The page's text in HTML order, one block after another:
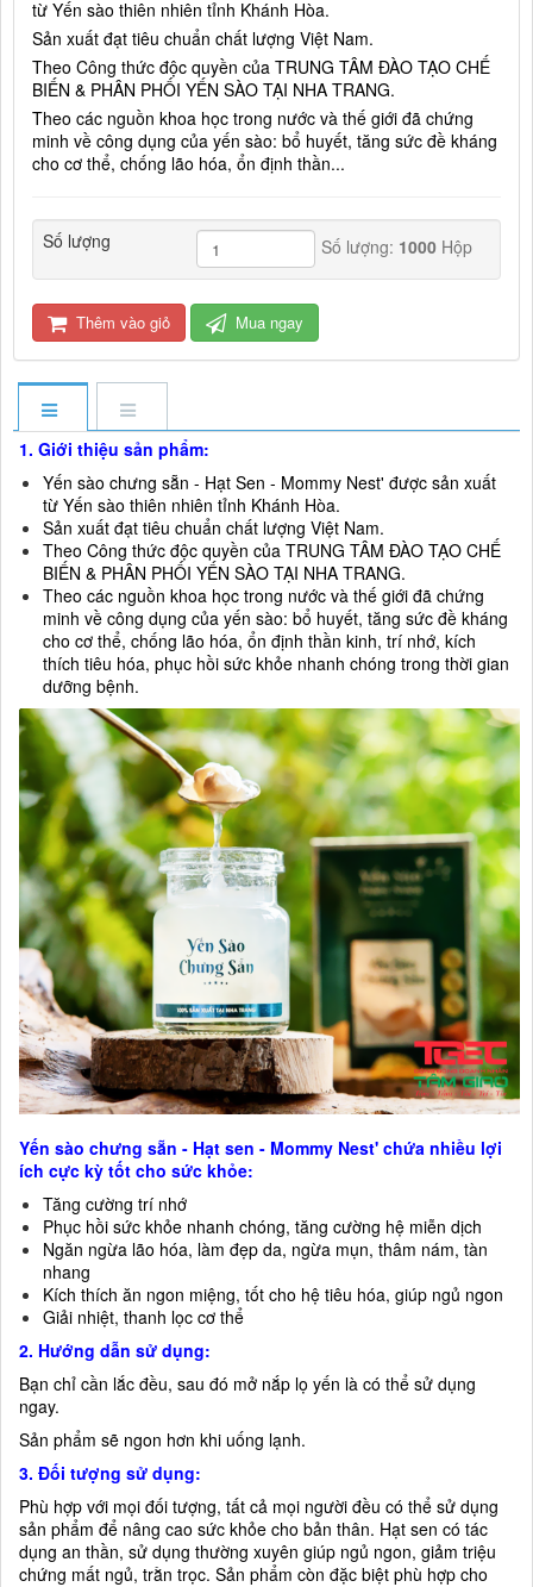
từ Yến sào thiên nhiên tỉnh Khánh Hòa.
Sản xuất đạt tiêu chuẩn chất lượng Việt Nam.
Theo Công thức độc quyền của TRUNG TÂM ĐÀO TẠO CHẾ
BIẾN & PHÂN PHỐI YẾN SÀO TẠI NHA TRANG.
Theo các nguồn khoa học trong nước và thế giới đã chứng
minh về công dụng của yến sào: bổ huyết, tăng sức đề kháng
cho cơ thể, chống lão hóa, ổn định thần...
Số lượng Số lượng: 1000Hộp
Thêm vào giỏ Mua ngay
1. Giới thiệu sản phẩm:
Yến sào chưng sẵn - Hạt Sen - Mommy Nest' được sản xuất
từ Yến sào thiên nhiên tỉnh Khánh Hòa.
Sản xuất đạt tiêu chuẩn chất lượng Việt Nam.
Theo Công thức độc quyền của TRUNG TÂM ĐÀO TẠO CHẾ
BIẾN & PHÂN PHỐI YẾN SÀO TẠI NHA TRANG.
Theo các nguồn khoa học trong nước và thế giới đã chứng
minh về công dụng của yến sào: bổ huyết, tăng sức đề kháng
cho cơ thể, chống lão hóa, ổn định thần kinh, trí nhớ, kích
thích tiêu hóa, phục hồi sức khỏe nhanh chóng trong thời gian
dưỡng bệnh.
Yến sào chưng sẵn - Hạt sen - Mommy Nest' chứa nhiều lợi
ích cực kỳ tốt cho sức khỏe:
Tăng cường trí nhớ
Phục hồi sức khỏe nhanh chóng, tăng cường hệ miễn dịch
Ngăn ngừa lão hóa, làm đẹp da, ngừa mụn, thâm nám, tàn
nhang
Kích thích ăn ngon miệng, tốt cho hệ tiêu hóa, giúp ngủ ngon
Giải nhiệt, thanh lọc cơ thể
2. Hướng dẫn sử dụng:
Bạn chỉ cần lắc đều, sau đó mở nắp lọ yến là có thể sử dụng
ngay.
Sản phẩm sẽ ngon hơn khi uống lạnh.
3. Đối tượng sử dụng:
Phù hợp với mọi đối tượng, tất cả mọi người đều có thể sử dụng
sản phẩm để nâng cao sức khỏe cho bản thân. Hạt sen có tác
dụng an thần, sử dụng thường xuyên giúp ngủ ngon, giảm triệu
chứng mất ngủ, trằn trọc. Sản phẩm còn đặc biệt phù hợp cho